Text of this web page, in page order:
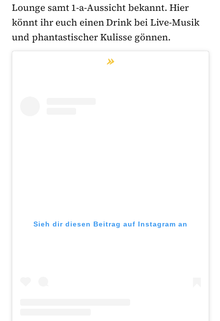
Lounge samt 1-a-Aussicht bekannt. Hier
könnt ihr euch einen Drink bei Live-Musik
und phantastischer Kulisse gönnen.
Sieh dir diesen Beitrag auf Instagram an